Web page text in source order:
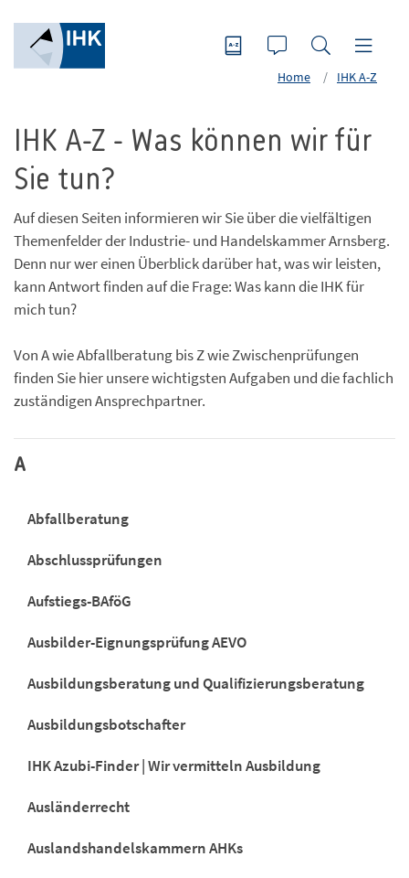
Home IHK A-Z
IHK A-Z - Was können wir für
Sie tun?
Auf diesen Seiten informieren wir Sie über die vielfältigen
Themenfelder der Industrie- und Handelskammer Arnsberg.
Denn nur wer einen Überblick darüber hat, was wir leisten,
kann Antwort finden auf die Frage: Was kann die IHK für
mich tun?
Von A wie Abfallberatung bis Z wie Zwischenprüfungen
finden Sie hier unsere wichtigsten Aufgaben und die fachlich
zuständigen Ansprechpartner.
A
Abfallberatung
Abschlussprüfungen
Aufstiegs-BAföG
Ausbilder-Eignungsprüfung AEVO
Ausbildungsberatung und Qualifizierungsberatung
Ausbildungsbotschafter
IHK Azubi-Finder | Wir vermitteln Ausbildung
Ausländerrecht
Auslandshandelskammern AHKs